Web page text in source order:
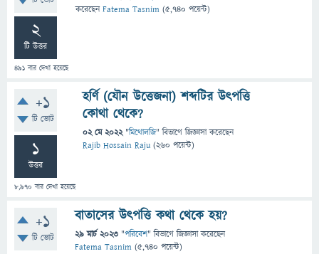
2
টি উত্তর
491 বার দেখা হয়েছে
করেছেনFatema Tasnim (5,740 পয়েন্ট)
+1
টি ভোট
1
উত্তর
8,970 বার দেখা হয়েছে
হর্ণি (যৌন উত্তেজনা) শব্দটির উৎপত্তি
কোথা থেকে?
02 মে 2022 "মিথোলজি" বিভাগে জিজ্ঞাসাকরেছেন
Rajib Hossain Raju (260 পয়েন্ট)
+1
টি ভোট
বাতাসের উৎপত্তি কথা থেকে হয়?
29 মার্চ 2023 "পরিবেশ" বিভাগে জিজ্ঞাসাকরেছেন
Fatema Tasnim (5,740 পয়েন্ট)